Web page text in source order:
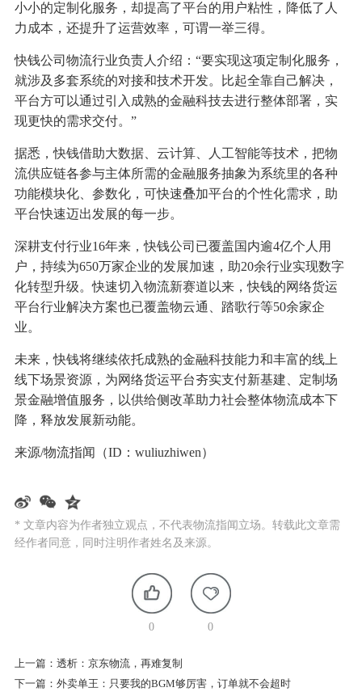
小小的定制化服务，却提高了平台的用户粘性，降低了人
力成本，还提升了运营效率，可谓一举三得。
快钱公司物流行业负责人介绍：“要实现这项定制化服务，
就涉及多套系统的对接和技术开发。比起全靠自己解决，
平台方可以通过引入成熟的金融科技去进行整体部署，实
现更快的需求交付。”
据悉，快钱借助大数据、云计算、人工智能等技术，把物
流供应链各参与主体所需的金融服务抽象为系统里的各种
功能模块化、参数化，可快速叠加平台的个性化需求，助
平台快速迈出发展的每一步。
深耕支付行业16年来，快钱公司已覆盖国内逾4亿个人用
户，持续为650万家企业的发展加速，助20余行业实现数字
化转型升级。快速切入物流新赛道以来，快钱的网络货运
平台行业解决方案也已覆盖物云通、踏歌行等50余家企
业。
未来，快钱将继续依托成熟的金融科技能力和丰富的线上
线下场景资源，为网络货运平台夯实支付新基建、定制场
景金融增值服务，以供给侧改革助力社会整体物流成本下
降，释放发展新动能。
来源/物流指闻（ID：wuliuzhiwen）
* 文章内容为作者独立观点，不代表物流指闻立场。转载此文章需
经作者同意，同时注明作者姓名及来源。
0 0
上一篇： 透析：京东物流，再难复制
下一篇： 外卖单王：只要我的BGM够厉害，订单就不会超时